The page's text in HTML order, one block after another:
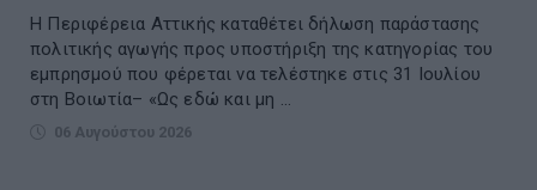
Η Περιφέρεια Αττικής καταθέτει δήλωση παράστασης
πολιτικής αγωγής προς υποστήριξη της κατηγορίας του
εμπρησμού που φέρεται να τελέστηκε στις 31 Ιουλίου
στη Βοιωτία– «Ως εδώ και μη ...
06 Αυγούστου 2026